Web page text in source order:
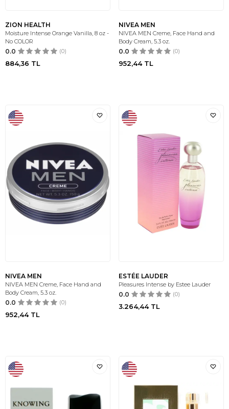
ZION HEALTH
Moisture Intense Orange Vanilla, 8 oz -
No COLOR
0.0 (0)
884,36 TL
NIVEA MEN
NIVEA MEN Creme, Face Hand and
Body Cream, 5.3 oz.
0.0 (0)
952,44TL
NIVEA MEN
NIVEA MEN Creme, Face Hand and
Body Cream, 5.3 oz.
0.0 (0)
952,44TL
ESTÉE LAUDER
Pleasures Intense by Estee Lauder
0.0 (0)
3.264,44TL